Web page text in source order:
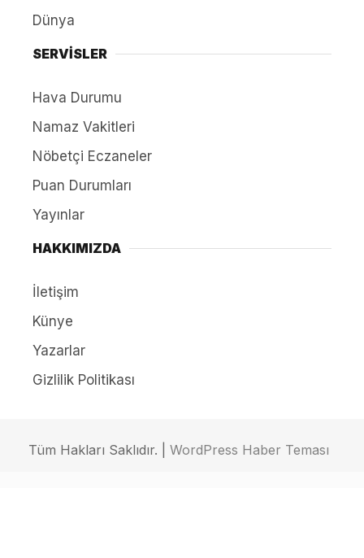
Dünya
SERVİSLER
Hava Durumu
Namaz Vakitleri
Nöbetçi Eczaneler
Puan Durumları
Yayınlar
HAKKIMIZDA
İletişim
Künye
Yazarlar
Gizlilik Politikası
Tüm Hakları Saklıdır. | WordPress Haber Teması